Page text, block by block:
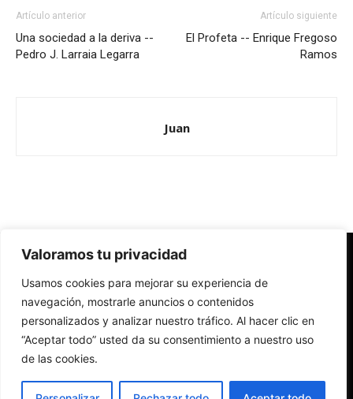
Valoramos tu privacidad
Usamos cookies para mejorar su experiencia de
navegación, mostrarle anuncios o contenidos
personalizados y analizar nuestro tráfico. Al hacer clic en
“Aceptar todo” usted da su consentimiento a nuestro uso
de las cookies.
Artículo anterior
Una sociedad a la deriva --
Pedro J. Larraia Legarra
Artículo siguiente
El Profeta -- Enrique Fregoso
Ramos
Juan
Redes Cristianas
Una mirada alternativa sobre la Iglesia católica y la sociedad
- Colectivos de Redes Cristianas